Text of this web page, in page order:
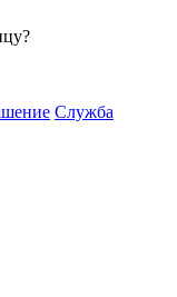
Служба